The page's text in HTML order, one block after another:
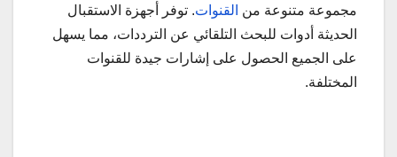
مجموعة متنوعة من القنوات. توفر أجهزة الاستقبال
الحديثة أدوات للبحث التلقائي عن الترددات، مما يسهل
على الجميع الحصول على إشارات جيدة للقنوات
المختلفة.